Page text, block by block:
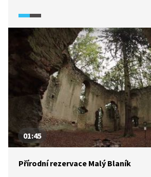
jejichž kořeny sahají až do keltských
01:45
Přírodní rezervace Malý Blaník